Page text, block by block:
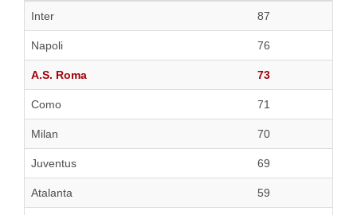
Inter
87
Napoli 76
A.S. Roma 73
Como 71
Milan 70
Juventus 69
Atalanta 59